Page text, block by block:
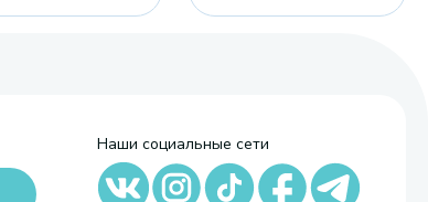
Наши социальные сети